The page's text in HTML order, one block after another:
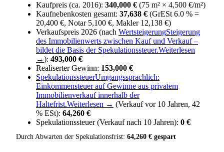
Kaufpreis (ca. 2016): 340,000 € (75 m² × 4,500 €/m²)
Kaufnebenkosten gesamt: 37,638 € (GrESt 6.0 % =
20,400 €, Notar 5,100 €, Makler 12,138 €)
Verkaufspreis 2026 (nach WertsteigerungSteigerung
des Immobilienwerts zwischen Kauf und Verkauf –
bildet die Basis der Spekulationssteuer.Weiterlesen
→): 493,000 €
Realiserter Gewinn: 153,000 €
SpekulationssteuerUmgangssprachlich:
Einkommensteuer auf Gewinne aus privatem
Immobilienverkauf innerhalb der
Haltefrist.Weiterlesen → (Verkauf vor 10 Jahren, 42
% ESt): 64,260 €
Spekulationssteuer (Verkauf nach 10 Jahren): 0 €
Durch Abwarten der Spekulationsfrist: 64,260 € gespart